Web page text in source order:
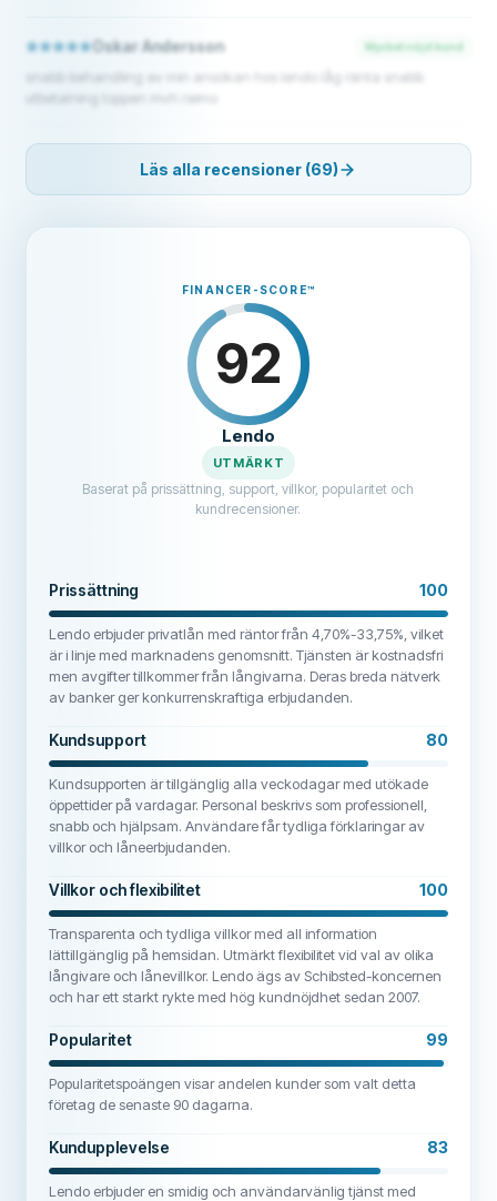
Oskar Andersson Mycket nöjd kund
snabb behandling av min ansökan hos lendo låg ränta snabb
utbetalning toppen mvh raimo
Läs alla recensioner (69)
FINANCER-SCORE™
92
Lendo
UTMÄRKT
Baserat på prissättning, support, villkor, popularitet och
kundrecensioner.
Prissättning 100
Lendo erbjuder privatlån med räntor från 4,70%-33,75%, vilket
är i linje med marknadens genomsnitt. Tjänsten är kostnadsfri
men avgifter tillkommer från långivarna. Deras breda nätverk
av banker ger konkurrenskraftiga erbjudanden.
Kundsupport 80
Kundsupporten är tillgänglig alla veckodagar med utökade
öppettider på vardagar. Personal beskrivs som professionell,
snabb och hjälpsam. Användare får tydliga förklaringar av
villkor och låneerbjudanden.
Villkor och flexibilitet 100
Transparenta och tydliga villkor med all information
lättillgänglig på hemsidan. Utmärkt flexibilitet vid val av olika
långivare och lånevillkor. Lendo ägs av Schibsted-koncernen
och har ett starkt rykte med hög kundnöjdhet sedan 2007.
Popularitet 99
Popularitetspoängen visar andelen kunder som valt detta
företag de senaste 90 dagarna.
Kundupplevelse 83
Lendo erbjuder en smidig och användarvänlig tjänst med